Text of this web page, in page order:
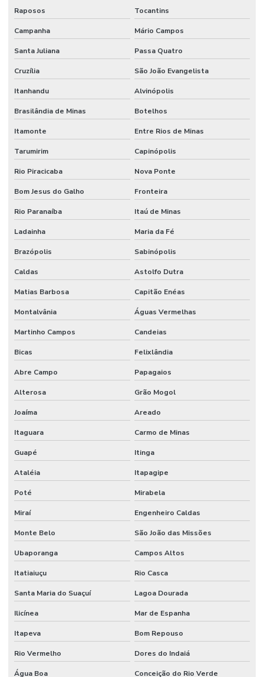
Raposos Tocantins
Campanha Mário Campos
Santa Juliana Passa Quatro
Cruzília São João Evangelista
Itanhandu Alvinópolis
Brasilândia de Minas Botelhos
Itamonte Entre Rios de Minas
Tarumirim Capinópolis
Rio Piracicaba Nova Ponte
Bom Jesus do Galho Fronteira
Rio Paranaíba Itaú de Minas
Ladainha Maria da Fé
Brazópolis Sabinópolis
Caldas Astolfo Dutra
Matias Barbosa Capitão Enéas
Montalvânia Águas Vermelhas
Martinho Campos Candeias
Bicas Felixlândia
Abre Campo Papagaios
Alterosa Grão Mogol
Joaíma Areado
Itaguara Carmo de Minas
Guapé Itinga
Ataléia Itapagipe
Poté Mirabela
Miraí Engenheiro Caldas
Monte Belo São João das Missões
Ubaporanga Campos Altos
Itatiaiuçu Rio Casca
Santa Maria do Suaçuí Lagoa Dourada
Ilicínea Mar de Espanha
Itapeva Bom Repouso
Rio Vermelho Dores do Indaiá
Água Boa Conceição do Rio Verde